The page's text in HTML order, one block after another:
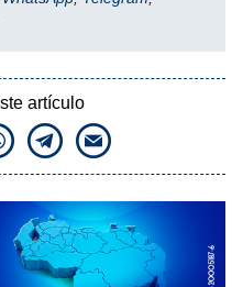
artículo